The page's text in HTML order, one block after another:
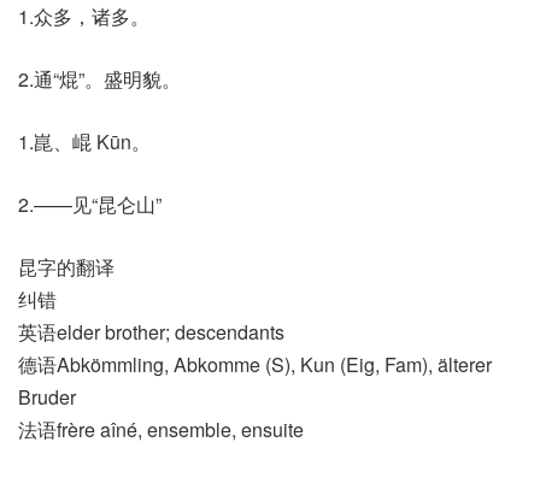
1.众多，诸多。
2.通“焜”。盛明貌。
1.崑、崐 Kūn。
2.——见“昆仑山”
昆字的翻译
纠错
英语elder brother; descendants
德语Abkömmling, Abkomme (S)​, Kun (Eig, Fam)​, älterer
Bruder
法语frère aîné, ensemble, ensuite